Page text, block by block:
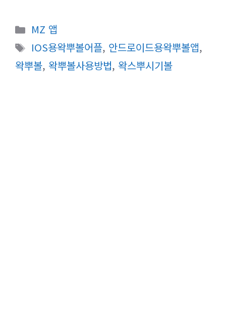
카
테
고
리
MZ 앱
태
그
IOS용왁뿌볼어플, 안드로이드용왁뿌볼앱,
왁뿌볼, 왁뿌볼사용방법, 왁스뿌시기볼